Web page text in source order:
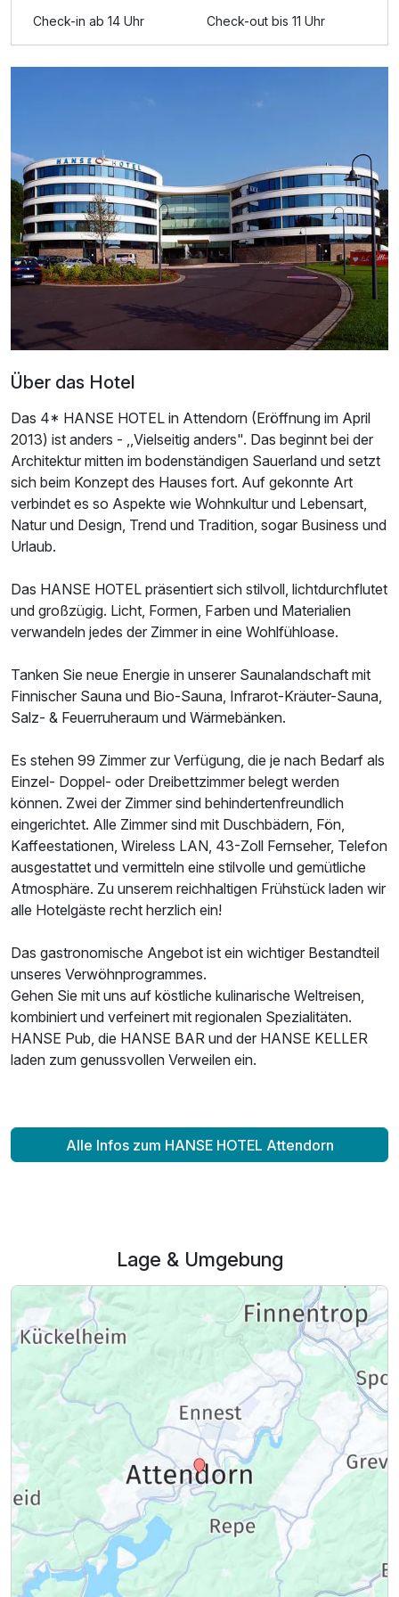
Check-in ab 14 Uhr Check-out bis 11 Uhr
Über das Hotel
Das 4* HANSE HOTEL in Attendorn (Eröffnung im April
2013) ist anders - ,,Vielseitig anders". Das beginnt bei der
Architektur mitten im bodenständigen Sauerland und setzt
sich beim Konzept des Hauses fort. Auf gekonnte Art
verbindet es so Aspekte wie Wohnkultur und Lebensart,
Natur und Design, Trend und Tradition, sogar Business und
Urlaub.
Das HANSE HOTEL präsentiert sich stilvoll, lichtdurchflutet
und großzügig. Licht, Formen, Farben und Materialien
verwandeln jedes der Zimmer in eine Wohlfühloase.
Tanken Sie neue Energie in unserer Saunalandschaft mit
Finnischer Sauna und Bio-Sauna, Infrarot-Kräuter-Sauna,
Salz- & Feuerruheraum und Wärmebänken.
Es stehen 99 Zimmer zur Verfügung, die je nach Bedarf als
Einzel- Doppel- oder Dreibettzimmer belegt werden
können. Zwei der Zimmer sind behindertenfreundlich
eingerichtet. Alle Zimmer sind mit Duschbädern, Fön,
Kaffeestationen, Wireless LAN, 43-Zoll Fernseher, Telefon
ausgestattet und vermitteln eine stilvolle und gemütliche
Atmosphäre. Zu unserem reichhaltigen Frühstück laden wir
alle Hotelgäste recht herzlich ein!
Das gastronomische Angebot ist ein wichtiger Bestandteil
unseres Verwöhnprogrammes.
Gehen Sie mit uns auf köstliche kulinarische Weltreisen,
kombiniert und verfeinert mit regionalen Spezialitäten.
HANSE Pub, die HANSE BAR und der HANSE KELLER
laden zum genussvollen Verweilen ein.
Alle Infos zum HANSE HOTEL Attendorn
Lage & Umgebung